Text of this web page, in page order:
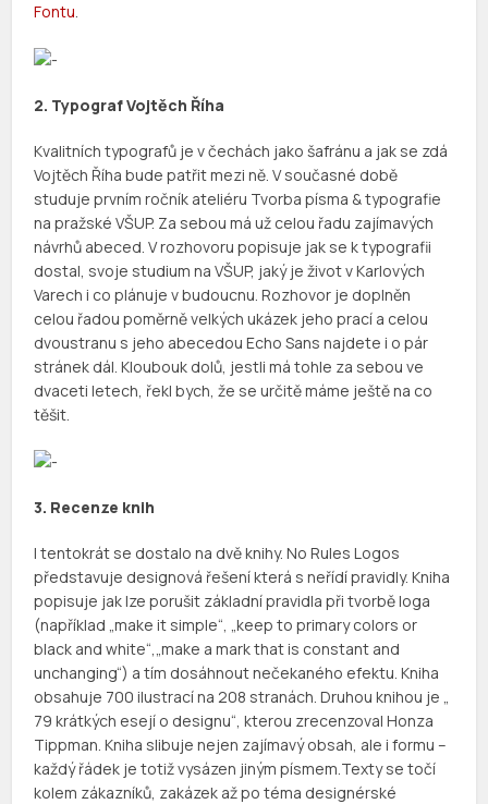
Fontu.
2. Typograf Vojtěch Říha
Kvalitních typografů je v čechách jako šafránu a jak se zdá
Vojtěch Říha bude patřit mezi ně. V současné době
studuje prvním ročník ateliéru Tvorba písma & typografie
na pražské VŠUP. Za sebou má už celou řadu zajímavých
návrhů abeced. V rozhovoru popisuje jak se k typografii
dostal, svoje studium na VŠUP, jaký je život v Karlových
Varech i co plánuje v budoucnu. Rozhovor je doplněn
celou řadou poměrně velkých ukázek jeho prací a celou
dvoustranu s jeho abecedou Echo Sans najdete i o pár
stránek dál. Kloubouk dolů, jestli má tohle za sebou ve
dvaceti letech, řekl bych, že se určitě máme ještě na co
těšit.
3. Recenze knih
I tentokrát se dostalo na dvě knihy. No Rules Logos
představuje designová řešení která s neřídí pravidly. Kniha
popisuje jak lze porušit základní pravidla při tvorbě loga
(například „make it simple“, „keep to primary colors or
black and white“,„make a mark that is constant and
unchanging“) a tím dosáhnout nečekaného efektu. Kniha
obsahuje 700 ilustrací na 208 stranách. Druhou knihou je „
79 krátkých esejí o designu“, kterou zrecenzoval Honza
Tippman. Kniha slibuje nejen zajímavý obsah, ale i formu –
každý řádek je totiž vysázen jiným písmem.Texty se točí
kolem zákazníků, zakázek až po téma designérské